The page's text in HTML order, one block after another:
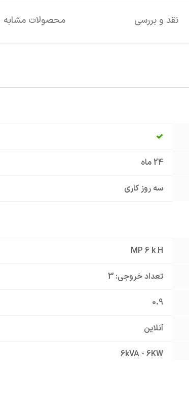
نقد و بررسی محصولات مشابه
24 ماه
سه روز کاری
MP 6 k H
تعداد خروجی: 3
0.9
آنلاین
6kVA - 6KW